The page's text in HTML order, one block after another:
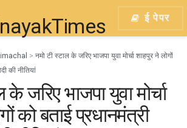
ई पेपर
> नमो टी स्टाल के जरिए भाजपा युवा मोर्चा शाहपुर ने लोगों
की नीतियां
के जरिए भाजपा युवा मोर्चा
को बताई प्रधानमंत्री